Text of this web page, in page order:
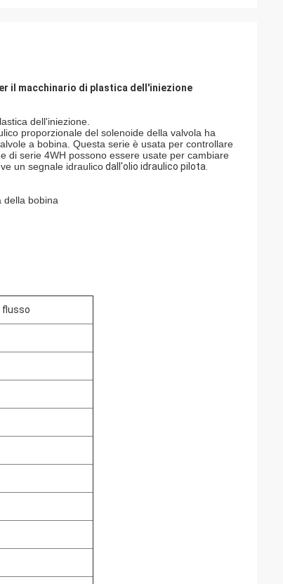
il macchinario di plastica dell'iniezione
dell'iniezione.
proporzionale del solenoide della valvola ha
a bobina. Questa serie è usata per controllare
di serie 4WH possono essere usate per cambiare
un segnale idraulicodall'olio idraulico pilota.
della bobina
flusso